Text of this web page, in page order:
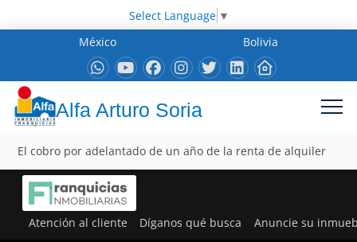
Select Language ▼
México
Bolivia
Alfa Arturo Soria
El cobro por adelantado de un año de la renta de alquiler
Atención al cliente Díganos qué busca Anuncie su